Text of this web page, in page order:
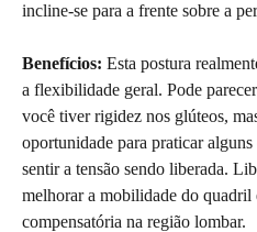
incline-se para a frente sobre a
Benefícios: Esta postura
a flexibilidade geral. Pode
você tiver rigidez nos glúteos,
oportunidade para praticar
sentir a tensão sendo liberada.
melhorar a mobilidade do quadril
compensatória na região lombar.